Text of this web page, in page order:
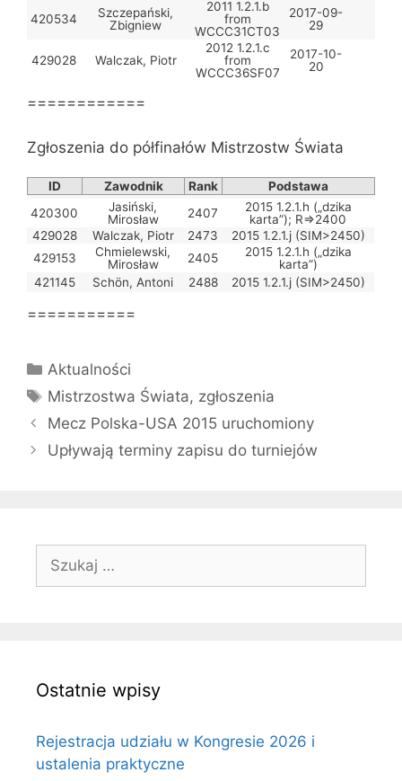
420534
Szczepański,
Zbigniew
2011 1.2.1.b
from
WCCC31CT03
2017-09-
29
429028 Walczak, Piotr
2012 1.2.1.c
from
WCCC36SF07
2017-10-
20
============
Zgłoszenia do półfinałów Mistrzostw Świata
ID Zawodnik Rank
Podstawa
420300
Jasiński,
Mirosław
2407
2015 1.2.1.h („dzika
karta”); R=>2400
429028
Walczak, Piotr 2473
2015 1.2.1.j (SIM>2450)
429153
Chmielewski,
Mirosław
2405
2015 1.2.1.h („dzika
karta”)
421145
Schön, Antoni 2488 2015 1.2.1.j (SIM>2450)
===========
Kategorie
Aktualności
Tagi
Mistrzostwa Świata, zgłoszenia
Mecz Polska-USA 2015 uruchomiony
Upływają terminy zapisu do turniejów
Szukaj:
Ostatnie wpisy
Rejestracja udziału w Kongresie 2026 i
ustalenia praktyczne